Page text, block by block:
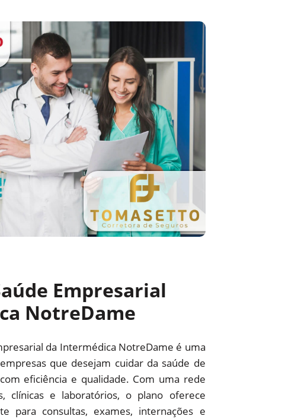
Empresarial
NotreDame
da Intermédica NotreDame é uma
que desejam cuidar da saúde de
eficiência e qualidade. Com uma rede
clínicas e laboratórios, o plano oferece
para consultas, exames, internações e